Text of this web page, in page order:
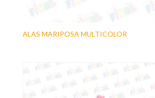
ALAS MARIPOSA MULTICOLOR